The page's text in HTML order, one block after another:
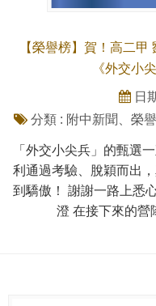
【榮譽榜】賀！高二
《外交小
日
分類 : 附中新聞、榮
「外交小尖兵」的甄選
利通過考驗、脫穎而出
到驕傲！ 謝謝一路上悉
澄 在接下來的營